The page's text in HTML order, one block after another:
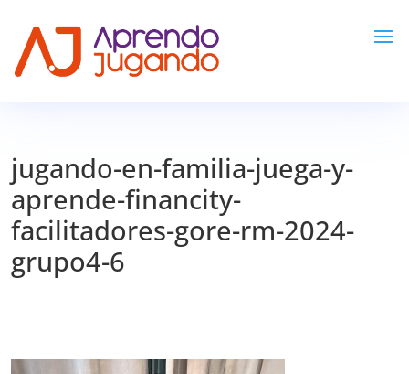
jugando-en-familia-juega-y-
aprende-financity-
facilitadores-gore-rm-2024-
grupo4-6